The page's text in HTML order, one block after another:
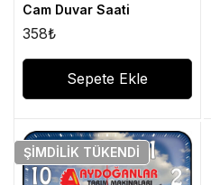
Cam Duvar Saati
358₺
Sepete Ekle
ŞIMDILIK TÜKENDI